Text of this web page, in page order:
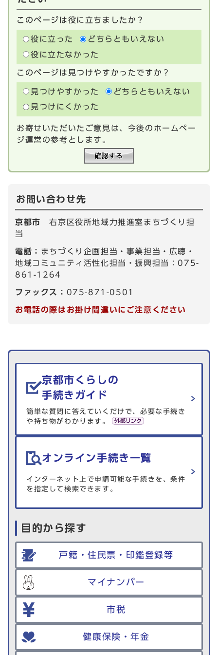
このページは役に立ちましたか？
役に立った
どちらともいえない
役に立たなかった
このページは見つけやすかったですか？
見つけやすかった
どちらともいえない
見つけにくかった
お寄せいただいたご意見は、今後のホームペー
ジ運営の参考とします。
お問い合わせ先
京都市右京区役所地域力推進室まちづくり担
当
電話： まちづくり企画担当・事業担当・広聴・
地域コミュニティ活性化担当・振興担当：075-
861-1264
ファックス： 075-871-0501
お電話の際はお掛け間違いにご注意ください
生活情報を探す
京都市くらしの
手続きガイド
簡単な質問に答えていくだけで、必要な手続き
や持ち物がわかります。
オンライン手続き一覧
インターネット上で申請可能な手続きを、条件
を指定して検索できます。
目的から探す
戸籍・住民票・印鑑登録等
マイナンバー
市税
健康保険・年金